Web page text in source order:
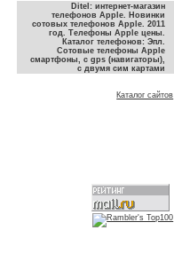
Ditel: интернет-магазин
телефонов Apple. Новинки
сотовых телефонов Apple. 2011
год. Телефоны Apple цены.
Каталог телефонов: Эпл.
Сотовые телефоны Apple
смартфоны, с gps (навигаторы),
с двумя сим картами
Каталог сайтов